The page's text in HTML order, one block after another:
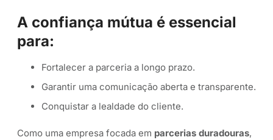
A confiança mútua é essencial
para:
Fortalecer a parceria a longo prazo.
Garantir uma comunicação aberta e transparente.
Conquistar a lealdade do cliente.
Como uma empresa focada em parcerias duradouras,